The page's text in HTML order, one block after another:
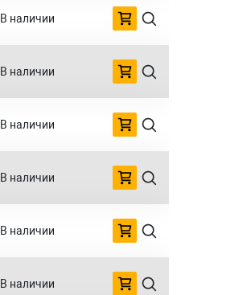
В наличии
В наличии
В наличии
В наличии
В наличии
В наличии